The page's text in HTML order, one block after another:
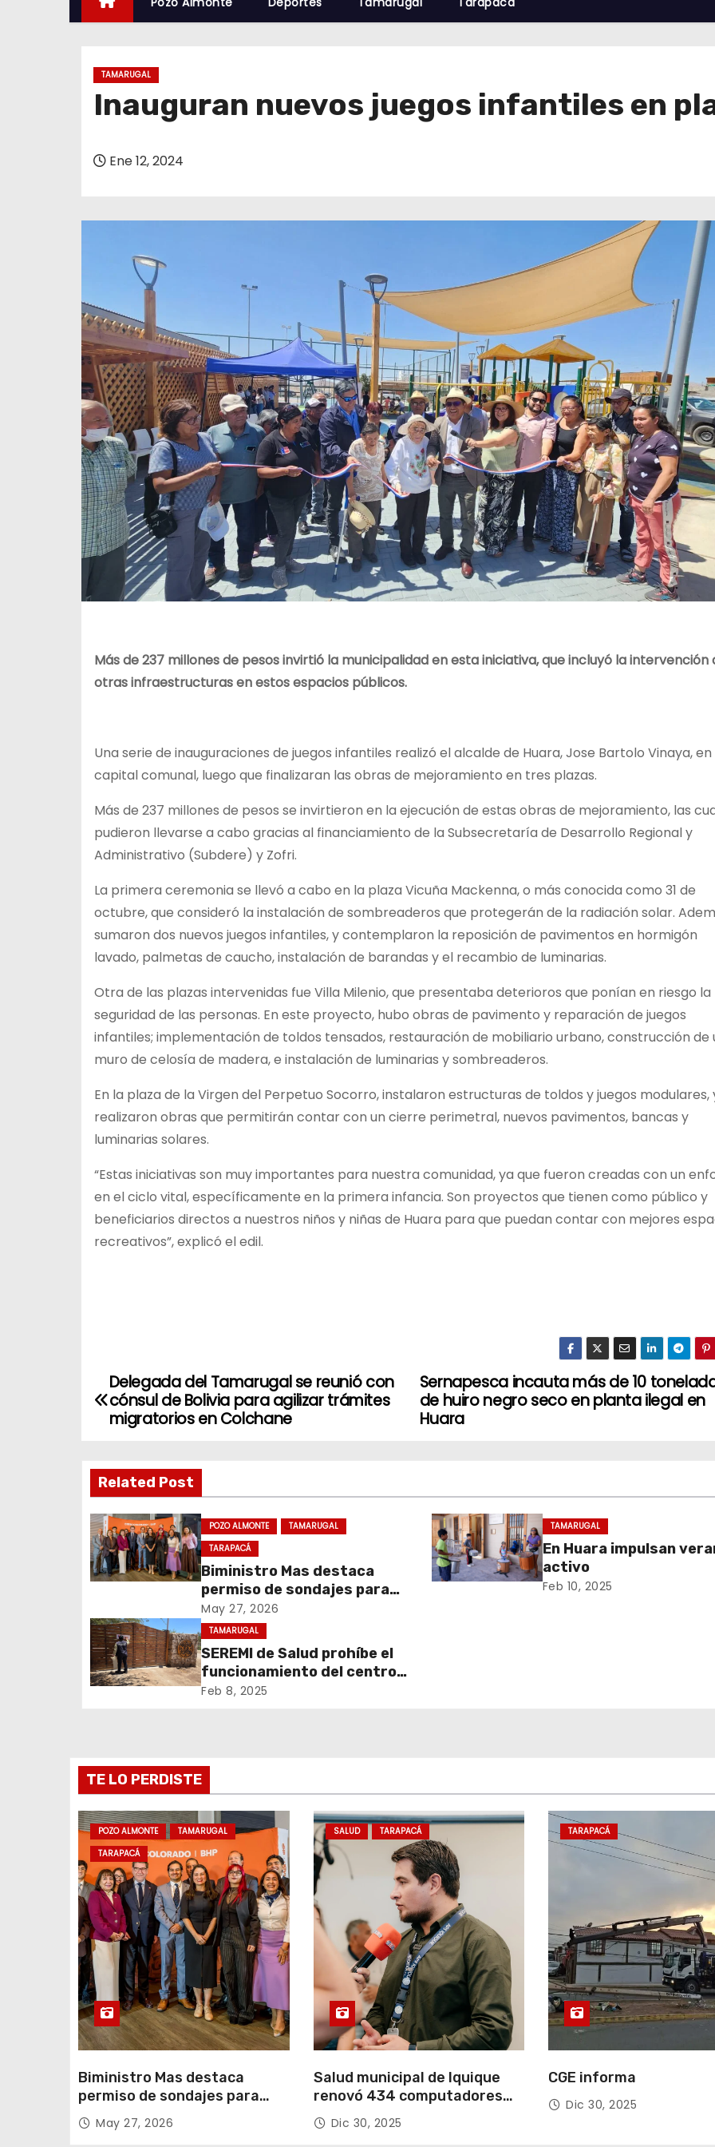
TAMARUGAL
Inauguran nuevos juegos infantiles en
Ene 12, 2024
Más de 237 millones de pesos invirtió la municipalidad en esta iniciativa, que incluyó la intervención
otras infraestructuras en estos espacios públicos.
Una serie de inauguraciones de juegos infantiles realizó el alcalde de Huara, Jose Bartolo Vinaya, en
capital comunal, luego que finalizaran las obras de mejoramiento en tres plazas.
Más de 237 millones de pesos se invirtieron en la ejecución de estas obras de mejoramiento, las
pudieron llevarse a cabo gracias al financiamiento de la Subsecretaría de Desarrollo Regional y
Administrativo (Subdere) y Zofri.
La primera ceremonia se llevó a cabo en la plaza Vicuña Mackenna, o más conocida como 31 de
octubre, que consideró la instalación de sombreaderos que protegerán de la radiación solar.
sumaron dos nuevos juegos infantiles, y contemplaron la reposición de pavimentos en hormigón
lavado, palmetas de caucho, instalación de barandas y el recambio de luminarias.
Otra de las plazas intervenidas fue Villa Milenio, que presentaba deterioros que ponían en riesgo la
seguridad de las personas. En este proyecto, hubo obras de pavimento y reparación de juegos
infantiles; implementación de toldos tensados, restauración de mobiliario urbano, construcción de
muro de celosía de madera, e instalación de luminarias y sombreaderos.
En la plaza de la Virgen del Perpetuo Socorro, instalaron estructuras de toldos y juegos modulares,
realizaron obras que permitirán contar con un cierre perimetral, nuevos pavimentos, bancas y
luminarias solares.
“Estas iniciativas son muy importantes para nuestra comunidad, ya que fueron creadas con un
en el ciclo vital, específicamente en la primera infancia. Son proyectos que tienen como público y
beneficiarios directos a nuestros niños y niñas de Huara para que puedan contar con mejores
recreativos”, explicó el edil.
N
e
g
a
c
i
ó
n
e
e
n
t
r
a
d
a
s
Sernapesca incauta más de 10
de huiro negro seco en planta ilegal en
Huara
Delegada del Tamarugal se reunió con
cónsul de Bolivia para agilizar trámites
migratorios en Colchane
Related Post
POZO ALMONTE
TAMARUGAL
TARAPACÁ
Biministro Mas destaca
permiso de sondajes para
Cerro Colorado
May 27, 2026
TAMARUGAL
En Huara impulsan
activo
Feb 10, 2025
TAMARUGAL
SEREMI de Salud prohíbe el
funcionamiento del centro
recreativo Tantakuy
Feb 8, 2025
TE LO PERDISTE
POZO ALMONTE
TAMARUGAL
TARAPACÁ
Biministro Mas destaca
permiso de sondajes para
Cerro Colorado
May 27, 2026
SALUD TARAPACÁ
Salud municipal de Iquique
renovó 434 computadores
con fondos del Gobierno de
Tarapacá
Dic 30, 2025
TARAPACÁ
CGE informa
Dic 30, 2025